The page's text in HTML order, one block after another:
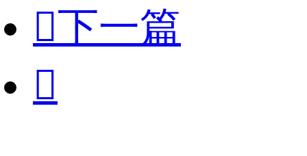
下一篇
